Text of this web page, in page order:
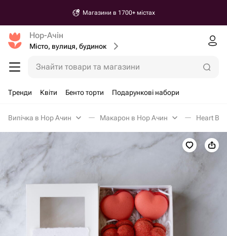
Магазини в 1700+ містах
Нор-Ачін
Місто, вулиця, будинок
Знайти товари та магазини
Тренди Квіти Бенто торти Подарункові набори
Випічка в Нор Ачин Макарон в Нор Ачин Heart